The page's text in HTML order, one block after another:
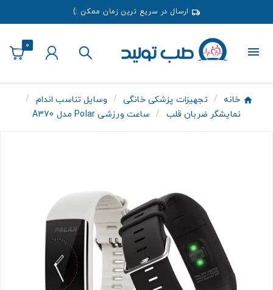
ارسال در سریع ترین زمان ممکن :)
0
خانه تجهیزات پزشکی خانگی
وسایل تناسب اندام
نمایشگر ضربان قلب
ساعت ورزشی Polar مدل A370